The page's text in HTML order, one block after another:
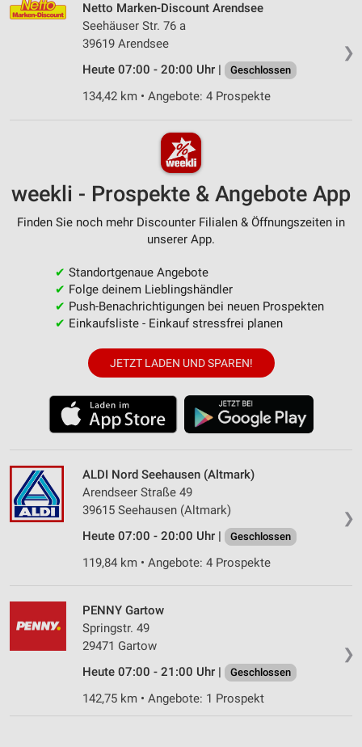
❯
Netto Marken-Discount Arendsee
Seehäuser Str. 76 a
39619 Arendsee
Heute 07:00 - 20:00 Uhr |
Geschlossen
134,42 km • Angebote: 4 Prospekte
weekli - Prospekte & Angebote App
Finden Sie noch mehr Discounter Filialen & Öffnungszeiten in
unserer App.
✔ Standortgenaue Angebote
✔ Folge deinem Lieblingshändler
✔ Push-Benachrichtigungen bei neuen Prospekten
✔ Einkaufsliste - Einkauf stressfrei planen
JETZT LADEN UND SPAREN!
❯
ALDI Nord Seehausen (Altmark)
Arendseer Straße 49
39615 Seehausen (Altmark)
Heute 07:00 - 20:00 Uhr |
Geschlossen
119,84 km • Angebote: 4 Prospekte
❯
PENNY Gartow
Springstr. 49
29471 Gartow
Heute 07:00 - 21:00 Uhr |
Geschlossen
142,75 km • Angebote: 1 Prospekt